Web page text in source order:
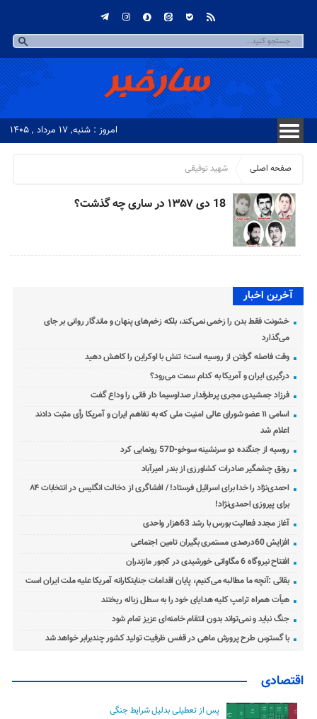
امروز : شنبه, ۱۷ مرداد , ۱۴۰۵
صفحه اصلی شهید توفیقی
18 دی ۱۳۵۷ در ساری چه گذشت؟
آخرین اخبار
خشونت فقط بدن را زخمی نمی‌کند، بلکه زخم‌های پنهان و ماندگار روانی بر جای
می‌گذارد
وقت فاصله گرفتن از روسیه است؛ تنش با اوکراین را کاهش دهید
درگیری ایران و آمریکا به کدام سمت می‌رود؟
فرزاد جمشیدی مجری پرطرفدار صداوسیما دار فانی را وداع گفت
اسامی ۱۱ عضو شورای عالی امنیت ملی که به تفاهم ایران و آمریکا رأی مثبت دادند
اعلام شد
روسیه از جنگنده دو سرنشینه سوخو-57D رونمایی کرد
رونق چشمگیر صادرات کشاورزی از بندر امیرآباد
احمدی‌نژاد را خدا برای اسرائیل فرستاد! / افشاگری از دخالت انگلیس در انتخابات ۸۴
برای پیروزی احمدی‌نژاد!
آغاز مجدد فعالیت بورس با رشد 63هزار واحدی
افزایش 60درصدی مستمری بگیران تامین اجتماعی
افتتاح نیروگاه 6 مگاواتی خورشیدی در کجور مازندران
بقائی :آنچه ما مطالبه می‌کنیم، پایان اقدامات جنایتکارانه آمریکا علیه ملت ایران است
هیأت همراه ترامپ کلیه هدایای خود را به سطل زباله ریختند
جنگ نباید و نمی‌تواند بدون انتقام خامنه‌ای عزیز تمام شود
با گسترس طرح پرورش ماهی در قفس ظرفیت تولید کشور چندبرابر خواهد شد
اقتصادی
پس از تعطیلی بدلیل شرایط جنگی